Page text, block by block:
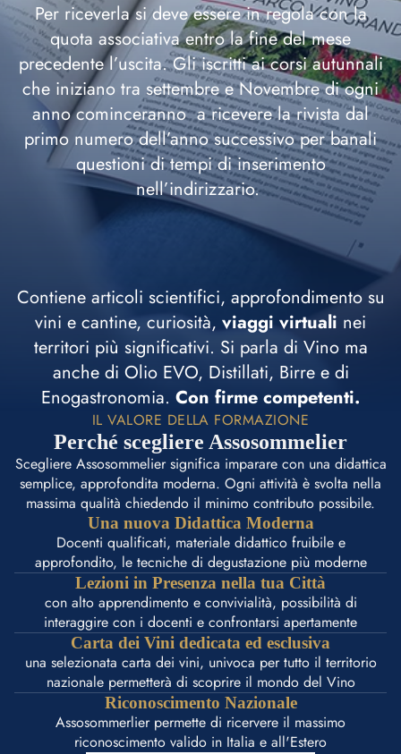
Per riceverla si deve essere in regola con la
quota associativa entro la fine del mese
precedente l’uscita. Gli iscritti ai corsi autunnali
che iniziano tra settembre e Novembre di ogni
anno cominceranno a ricevere la rivista dal
primo numero dell’anno successivo per banali
questioni di tempi di inserimento
nell’indirizzario.
Contiene articoli scientifici, approfondimento su
vini e cantine, curiosità, viaggi virtuali nei
territori più significativi. Si parla di Vino ma
anche di Olio EVO, Distillati, Birre e di
Enogastronomia. Con firme competenti.
IL VALORE DELLA FORMAZIONE
Perché scegliere Assosommelier
Scegliere Assosommelier significa imparare con una didattica
semplice, approfondita moderna. Ogni attività è svolta nella
massima qualità chiedendo il minimo contributo possibile.
Una nuova Didattica Moderna
Docenti qualificati, materiale didattico fruibile e
approfondito, le tecniche di degustazione più moderne
Lezioni in Presenza nella tua Città
con alto apprendimento e convivialità, possibilità di
interaggire con i docenti e confrontarsi apertamente
Carta dei Vini dedicata ed esclusiva
una selezionata carta dei vini, univoca per tutto il territorio
nazionale permetterà di scoprire il mondo del Vino
Riconoscimento Nazionale
Assosommerlier permette di ricervere il massimo
riconoscimento valido in Italia e all'Estero